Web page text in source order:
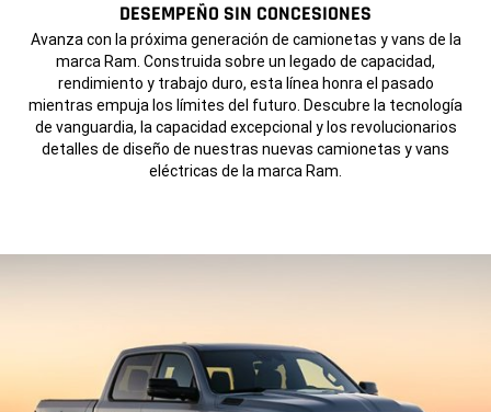
DESEMPEÑO SIN CONCESIONES
Avanza con la próxima generación de camionetas y vans de la
marca Ram. Construida sobre un legado de capacidad,
rendimiento y trabajo duro, esta línea honra el pasado
mientras empuja los límites del futuro. Descubre la tecnología
de vanguardia, la capacidad excepcional y los revolucionarios
detalles de diseño de nuestras nuevas camionetas y vans
eléctricas de la marca Ram.